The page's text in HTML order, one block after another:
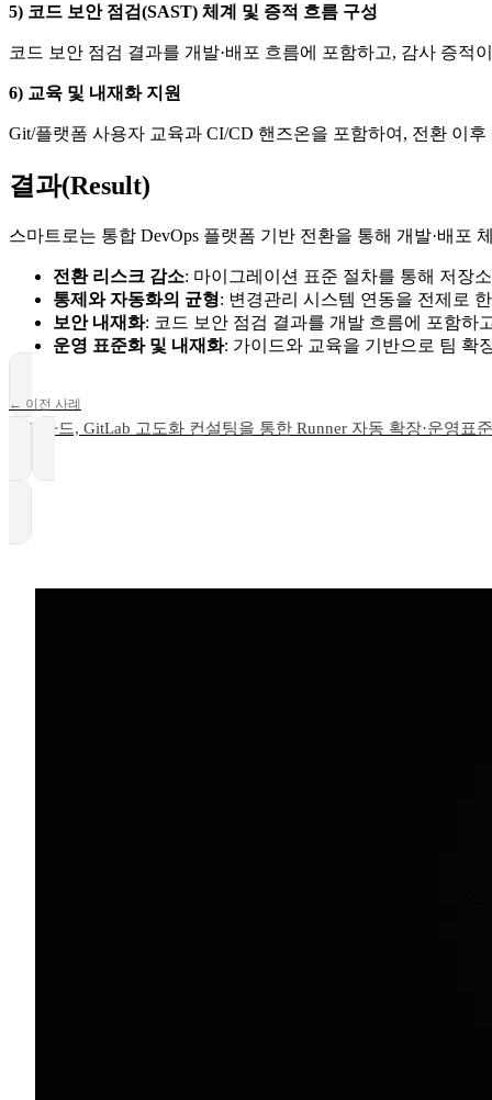
5) 코드 보안 점검(SAST) 체계 및 증적 흐름 구성
코드 보안 점검 결과를 개발·배포 흐름에 포함하고, 감사 증적
6) 교육 및 내재화 지원
Git/플랫폼 사용자 교육과 CI/CD 핸즈온을 포함하여, 전환 이
결과(Result)
스마트로는 통합 DevOps 플랫폼 기반 전환을 통해 개발·배포
전환 리스크 감소: 마이그레이션 표준 절차를 통해 저장
통제와 자동화의 균형: 변경관리 시스템 연동을 전제로
보안 내재화: 코드 보안 점검 결과를 개발 흐름에 포함하
운영 표준화 및 내재화: 가이드와 교육을 기반으로 팀 확
← 이전 사례
현대카드, GitLab 고도화 컨설팅을 통한 Runner 자동 확장·운영표